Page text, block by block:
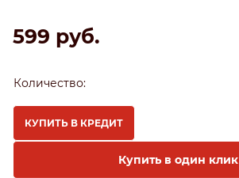
599 руб.
Количество:
КУПИТЬ В КРЕДИТ
Купить в один клик